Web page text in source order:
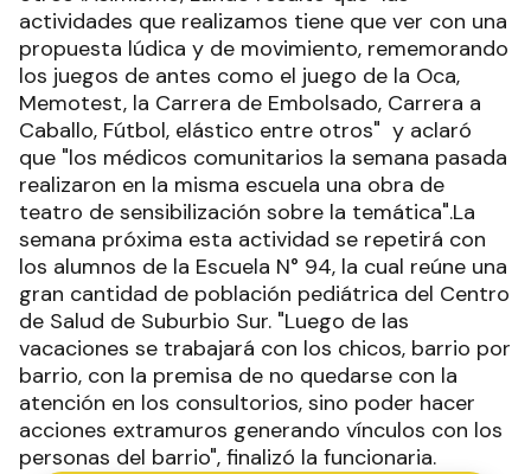
actividades que realizamos tiene que ver con una
propuesta lúdica y de movimiento, rememorando
los juegos de antes como el juego de la Oca,
Memotest, la Carrera de Embolsado, Carrera a
Caballo, Fútbol, elástico entre otros" y aclaró
que "los médicos comunitarios la semana pasada
realizaron en la misma escuela una obra de
teatro de sensibilización sobre la temática".La
semana próxima esta actividad se repetirá con
los alumnos de la Escuela N° 94, la cual reúne una
gran cantidad de población pediátrica del Centro
de Salud de Suburbio Sur. "Luego de las
vacaciones se trabajará con los chicos, barrio por
barrio, con la premisa de no quedarse con la
atención en los consultorios, sino poder hacer
acciones extramuros generando vínculos con los
personas del barrio", finalizó la funcionaria.